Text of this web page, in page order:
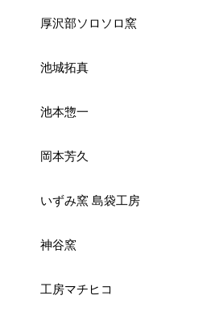
厚沢部ソロソロ窯
池城拓真
池本惣一
岡本芳久
いずみ窯 島袋工房
神谷窯
工房マチヒコ